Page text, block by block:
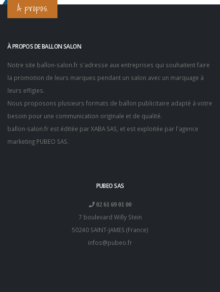
À propos.
À PROPOS DE BALLON SALON
Notre site ballon-salon.fr s'adresse aux entreprises qui souhaitent faire
la promotion de leurs marques pendant un salon avec un marquage à
leurs effigies.
Nous proposons plusieurs formats de ballon publicitaire adapté à votre
besoin pour une communication originale et de qualité.
ballon-salon.fr est éditée par XABA SAS, et est exploitée par l'agence
marketing PUBEO SAS.
PUBEO SAS
02 61 69 01 00
7 boulevard Willy Stein
50240 SAINT-JAMES (France)
infos@pubeo.fr